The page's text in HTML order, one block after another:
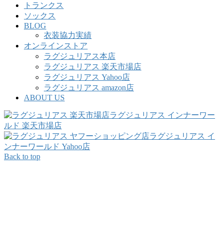
トランクス
ソックス
BLOG
衣装協力実績
オンラインストア
ラグジュリアス本店
ラグジュリアス 楽天市場店
ラグジュリアス Yahoo店
ラグジュリアス amazon店
ABOUT US
ラグジュリアス インナーワー
ルド 楽天市場店
ラグジュリアス イ
ンナーワールド Yahoo店
Back to top